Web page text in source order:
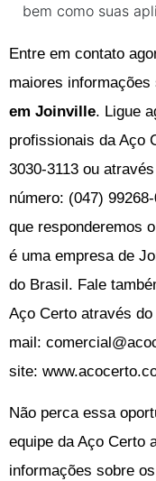
bem como suas
Entre em contato
maiores informações
em Joinville. Ligue
profissionais da Aço
3030-3113 ou
número: (047)
que responderemos
é uma empresa de
do Brasil. Fale
Aço Certo através
mail:
site:
Não perca essa
equipe da Aço Certo
informações sobre os